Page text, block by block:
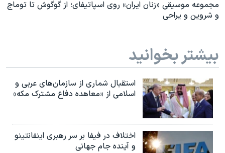
مجموعه موسیقی «زنان ایران» روی اسپاتیفای؛ از گوگوش تا توماج
و شروین و یراحی
بیشتر بخوانید
استقبال شماری از سازمان‌های عربی و
اسلامی از «معاهده دفاع مشترک مکه»
اختلاف در فیفا بر سر رهبری اینفانتینو
و آینده جام جهانی